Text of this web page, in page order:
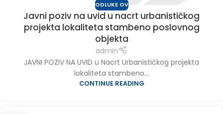
ODLUKE OV
Javni poziv na uvid u nacrt urbanističkog
projekta lokaliteta stambeno poslovnog
objekta
admin
JAVNI POZIV NA UVID u Nacrt Urbanističkog projekta
lokaliteta stambeno...
CONTINUE READING